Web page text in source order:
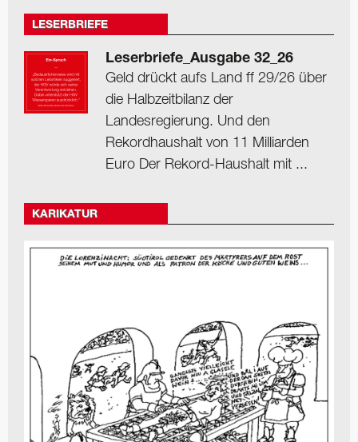
LESERBRIEFE
Leserbriefe_Ausgabe 32_26
Geld drückt aufs Land ff 29/26 über
die Halbzeitbilanz der
Landesregierung. Und den
Rekordhaushalt von 11 Milliarden
Euro Der Rekord-Haushalt mit ...
KARIKATUR